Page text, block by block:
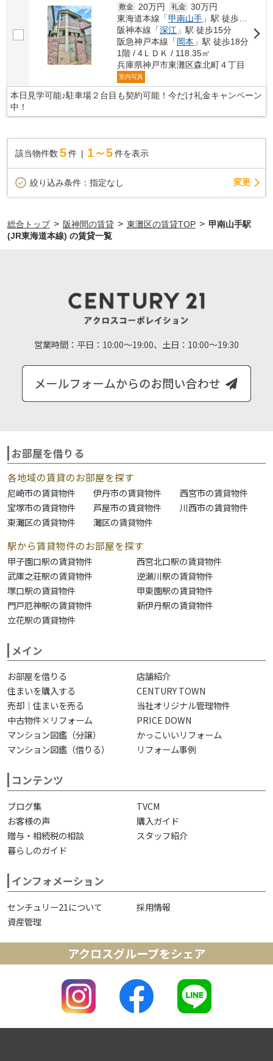
敷金 20万円 礼金 30万円
東海道本線「甲南山手 」駅 徒歩9分
阪神本線「深江 」駅 徒歩15分
阪急神戸本線「岡本 」駅 徒歩18分
1階 / 4ＬＤＫ / 118.35㎡
兵庫県神戸市東灘区森北町４丁目
室内写真
本日見学可能♪駐車場２台目も契約可能！今だけ礼金キャンペーン
中！
該当物件数 5件 1～5 件を表示
絞り込み条件： 指定なし 変更
総合トップ > 阪神間の賃貸 > 東灘区の賃貸TOP > 甲南山手駅
(JR東海道本線) の賃貸一覧
営業時間： 平日：10:00～19:00、土日：10:00～19:30
お部屋を借りる
各地域の賃貸のお部屋を探す
尼崎市の賃貸物件 伊丹市の賃貸物件
西宮市の賃貸物件
宝塚市の賃貸物件
芦屋市の賃貸物件
川西市の賃貸物件
東灘区の賃貸物件
灘区の賃貸物件
駅から賃貸物件のお部屋を探す
甲子園口駅の賃貸物件
西宮北口駅の賃貸物件
武庫之荘駅の賃貸物件
逆瀬川駅の賃貸物件
塚口駅の賃貸物件
甲東園駅の賃貸物件
門戸厄神駅の賃貸物件
新伊丹駅の賃貸物件
立花駅の賃貸物件
メイン
お部屋を借りる
店舗紹介
住まいを購入する
CENTURY TOWN
売却｜住まいを売る
当社オリジナル管理物件
中古物件×リフォーム
PRICE DOWN
マンション図鑑（分譲）
かっこいいリフォーム
マンション図鑑（借りる）
リフォーム事例
コンテンツ
ブログ集
TVCM
お客様の声
購入ガイド
贈与・相続税の相談
スタッフ紹介
暮らしのガイド
インフォメーション
センチュリー21について
採用情報
資産管理
アクロスグループをシェア